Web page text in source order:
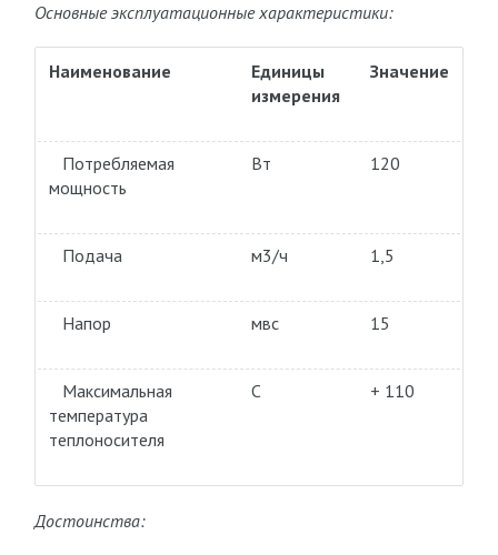
Основные эксплуатационные характеристики:
Наименование
Единицы
измерения
Значение
Потребляемая
мощность
Вт 120
Подача м3/ч 1,5
Напор мвс 15
Максимальная
температура
теплоносителя
С + 110
Достоинства: